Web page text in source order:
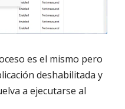
es el mismo pero
deshabilitada y
a ejecutarse al